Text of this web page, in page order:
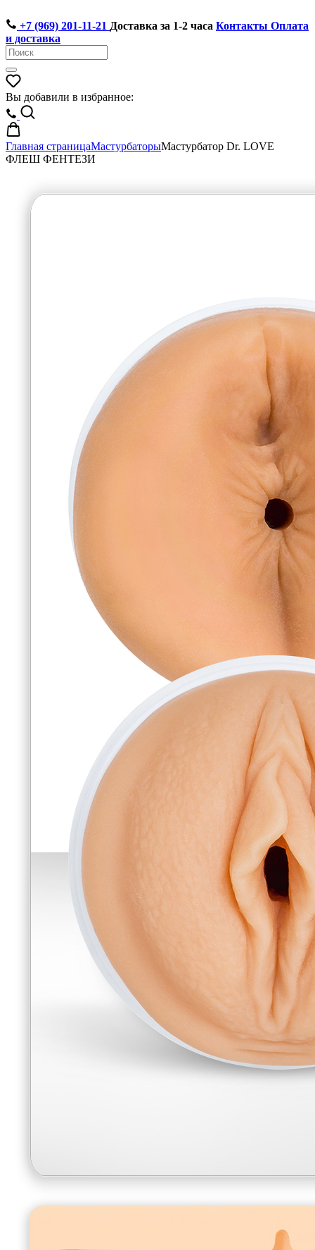
+7 (969) 201-11-21 Доставка за 1-2 часа Контакты Оплата
и доставка
Вы добавили в избранное:
Главная страницаМастурбаторыМастурбатор Dr. LOVE
ФЛЕШ ФЕНТЕЗИ